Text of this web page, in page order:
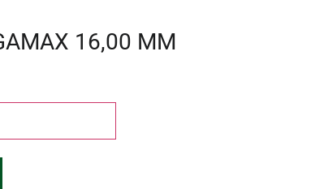
16,00 MM